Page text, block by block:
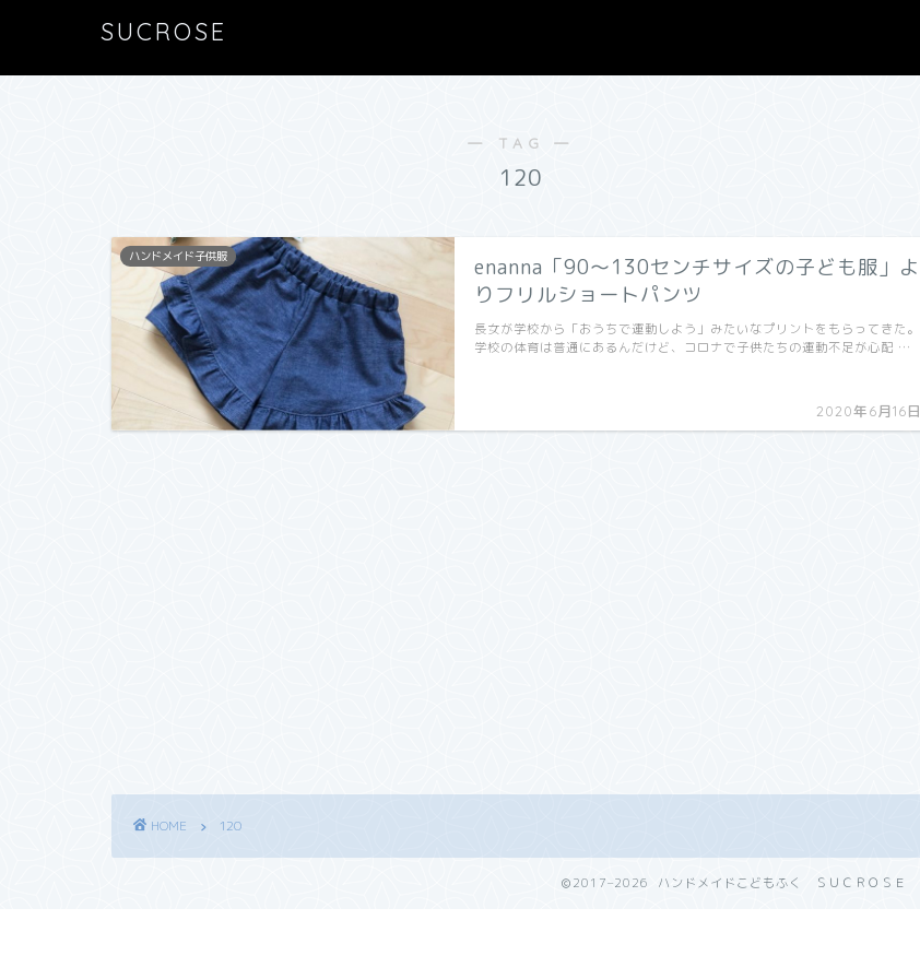
SUCROSE
― TAG ―
120
ハンドメイド子供服
enanna「90～130センチサイズの子ども服」よ
りフリルショートパンツ
2020年6月16日
長女が学校から「おうちで運動しよう」みたいなプリントをもらってきた。
学校の体育は普通にあるんだけど、コロナで子供たちの運動不足が心配 …
HOME 120
2017–2026 ハンドメイドこどもふく ＳＵＣＲＯＳＥ